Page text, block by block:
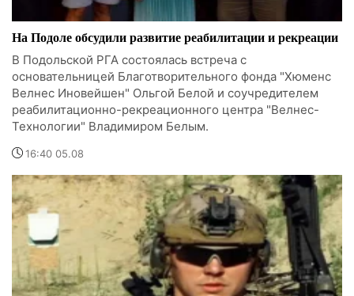
На Подоле обсудили развитие реабилитации и рекреации
В Подольской РГА состоялась встреча с
основательницей Благотворительного фонда "Хюменс
Велнес Иновейшен" Ольгой Белой и соучредителем
реабилитационно-рекреационного центра "Велнес-
Технологии" Владимиром Белым.
16:40 05.08